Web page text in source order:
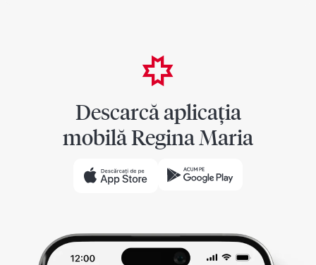
Descarcă aplicația
mobilă Regina Maria